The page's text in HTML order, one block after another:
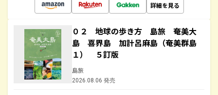
詳細を見る
０２ 地球の歩き方 島旅 奄美大
島 喜界島 加計呂麻島（奄美群島
１） ５訂版
島旅
2026.08.06 発売